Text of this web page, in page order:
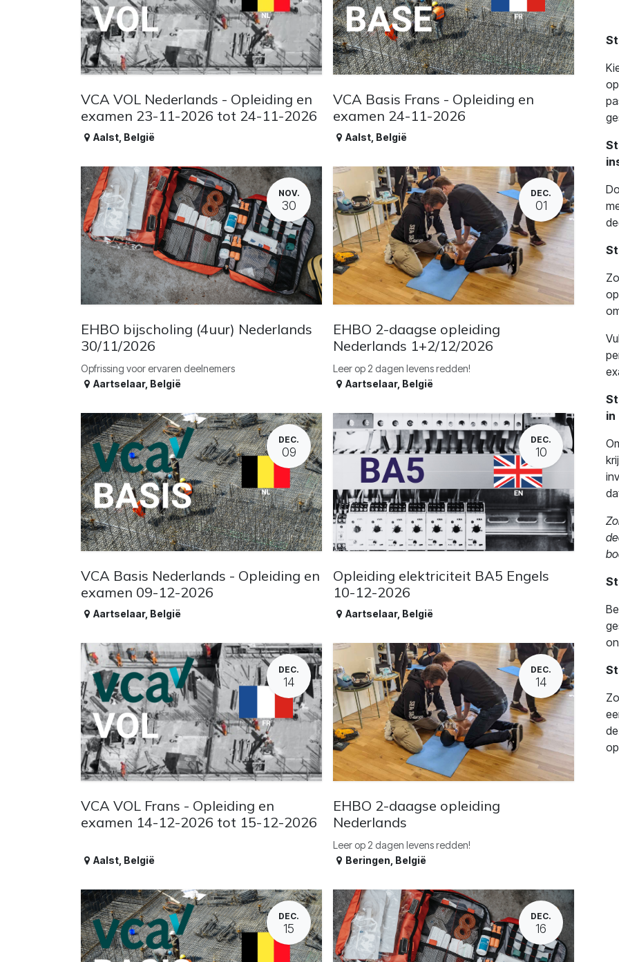
VCA VOL Nederlands - Opleiding en
examen 23-11-2026 tot 24-11-2026
Aalst België
VCA Basis Frans - Opleiding en
examen 24-11-2026
Aalst België
NOV.
30
EHBO bijscholing (4uur) Nederlands
30/11/2026
Opfrissing voor ervaren deelnemers
Aartselaar, België
DEC.
01
EHBO 2-daagse opleiding
Nederlands 1+2/12/2026
Leer op 2 dagen levens redden!
Aartselaar, België
DEC.
09
VCA Basis Nederlands - Opleiding en
examen 09-12-2026
Aartselaar, België
DEC.
10
Opleiding elektriciteit BA5 Engels
10-12-2026
Aartselaar, België
DEC.
14
VCA VOL Frans - Opleiding en
examen 14-12-2026 tot 15-12-2026
Aalst België
DEC.
14
EHBO 2-daagse opleiding
Nederlands
Leer op 2 dagen levens redden!
Beringen België
DEC.
15
DEC.
16
in